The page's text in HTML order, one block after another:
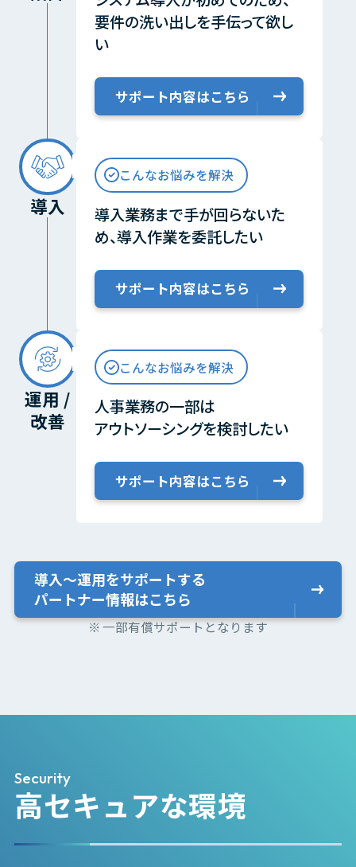
要件の洗い出しを手伝って欲し
い
サポート内容はこちら
導入
こんなお悩みを解決
導入業務まで手が回らないた
め、導入作業を委託したい
サポート内容はこちら
運用 /
改善
こんなお悩みを解決
人事業務の一部は
アウトソーシングを検討したい
サポート内容はこちら
導入〜運用をサポートする
パートナー情報はこちら
一部有償サポートとなります
Security
高セキュアな環境